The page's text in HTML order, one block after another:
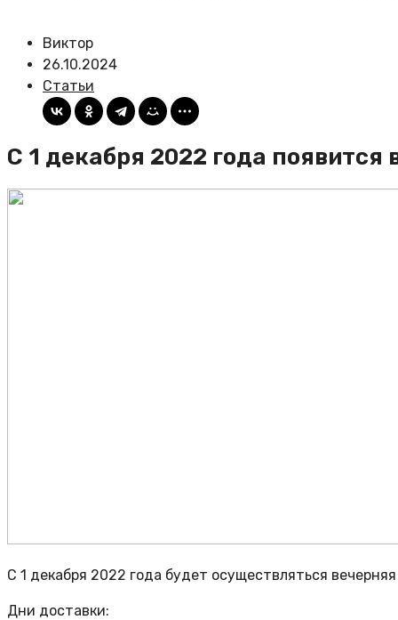
Виктор
26.10.2024
Статьи
С 1 декабря 2022 года появится
С 1 декабря 2022 года будет осуществляться
Дни доставки: